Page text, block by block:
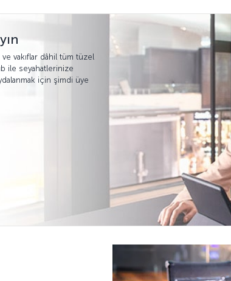
ve vakıflar dâhil tüm tüzel
ile seyahatlerinize
için şimdi üye